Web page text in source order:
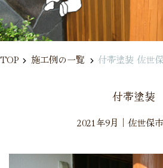
施工実績
会社概要
メールでのお見積も
0120-
TOP 施工例の一覧 付帯塗装 佐世
付帯塗装
2021年9月 ｜ 佐世保